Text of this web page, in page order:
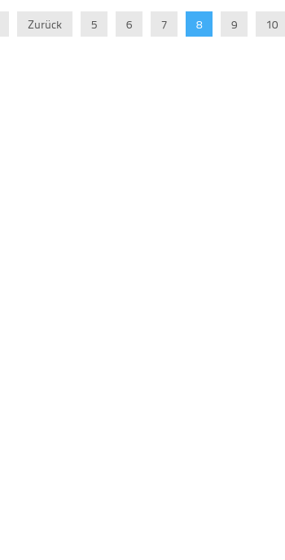
Zurück 5 6 7 8 9 10